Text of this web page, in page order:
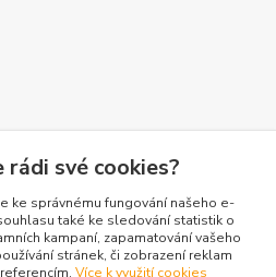
753
rádi své cookies?
ke správnému fungování našeho e-
také ke sledování statistik o
kampaní, zapamatování vašeho
stránek, či zobrazení reklam
Více k využití cookies